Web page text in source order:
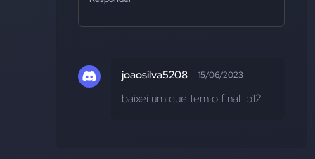
joaosilva5208 15/06/2023
baixei um que tem o final .p12